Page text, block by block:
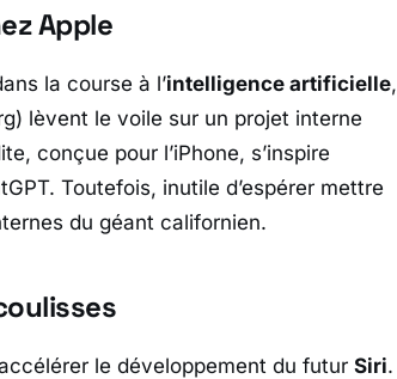
Apple
la course à l’intelligence artificielle,
) lèvent le voile sur un projet interne
conçue pour l’iPhone, s’inspire
Toutefois, inutile d’espérer mettre
du géant californien.
le développement du futur Siri.